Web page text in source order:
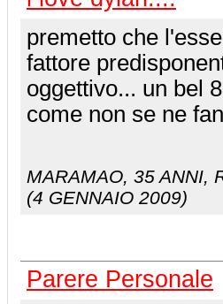
premetto che
fattore
oggettivo... un bel
come non se ne
MARAMAO, 35 ANNI,
(4 GENNAIO 2009)
Parere Personale